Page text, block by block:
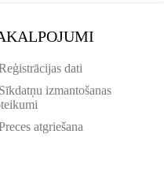
dati
Sīkdatņu izmantošanas
atgriešana